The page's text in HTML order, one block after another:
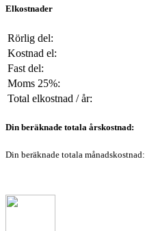
Elkostnader
Rörlig del:
Kostnad el:
Fast del:
Moms 25%:
Total elkostnad / år:
Din beräknade totala årskostnad:
Din beräknade totala månadskostnad: